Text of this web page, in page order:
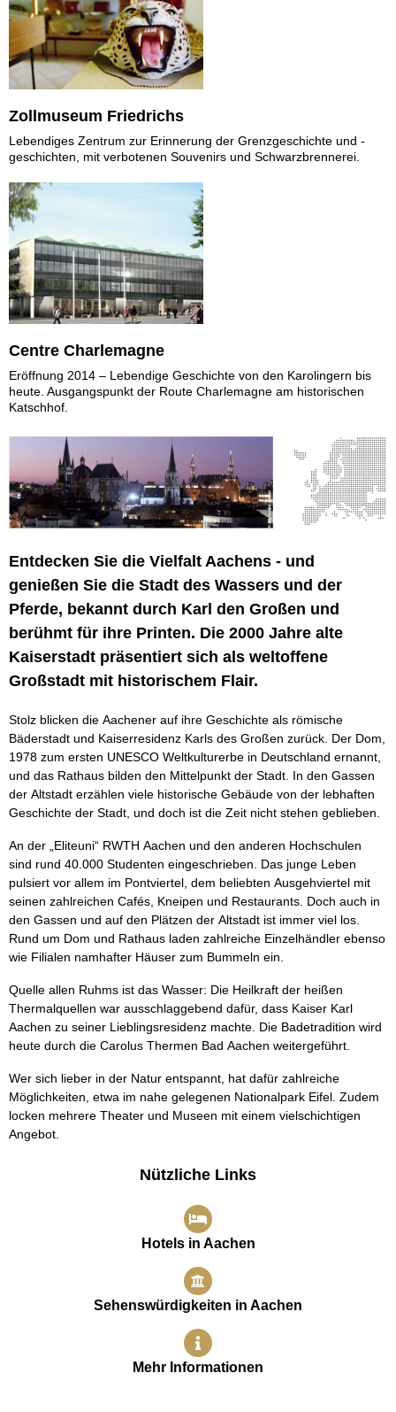
Zollmuseum Friedrichs
Lebendiges Zentrum zur Erinnerung der Grenzgeschichte und -
geschichten, mit verbotenen Souvenirs und Schwarzbrennerei.
Centre Charlemagne
Eröffnung 2014 – Lebendige Geschichte von den Karolingern bis
heute. Ausgangspunkt der Route Charlemagne am historischen
Katschhof.
Entdecken Sie die Vielfalt Aachens - und
genießen Sie die Stadt des Wassers und der
Pferde, bekannt durch Karl den Großen und
berühmt für ihre Printen. Die 2000 Jahre alte
Kaiserstadt präsentiert sich als weltoffene
Großstadt mit historischem Flair.
Stolz blicken die Aachener auf ihre Geschichte als römische
Bäderstadt und Kaiserresidenz Karls des Großen zurück. Der Dom,
1978 zum ersten UNESCO Weltkulturerbe in Deutschland ernannt,
und das Rathaus bilden den Mittelpunkt der Stadt. In den Gassen
der Altstadt erzählen viele historische Gebäude von der lebhaften
Geschichte der Stadt, und doch ist die Zeit nicht stehen geblieben.
An der „Eliteuni“ RWTH Aachen und den anderen Hochschulen
sind rund 40.000 Studenten eingeschrieben. Das junge Leben
pulsiert vor allem im Pontviertel, dem beliebten Ausgehviertel mit
seinen zahlreichen Cafés, Kneipen und Restaurants. Doch auch in
den Gassen und auf den Plätzen der Altstadt ist immer viel los.
Rund um Dom und Rathaus laden zahlreiche Einzelhändler ebenso
wie Filialen namhafter Häuser zum Bummeln ein.
Quelle allen Ruhms ist das Wasser: Die Heilkraft der heißen
Thermalquellen war ausschlaggebend dafür, dass Kaiser Karl
Aachen zu seiner Lieblingsresidenz machte. Die Badetradition wird
heute durch die Carolus Thermen Bad Aachen weitergeführt.
Wer sich lieber in der Natur entspannt, hat dafür zahlreiche
Möglichkeiten, etwa im nahe gelegenen Nationalpark Eifel. Zudem
locken mehrere Theater und Museen mit einem vielschichtigen
Angebot.
Nützliche Links
Hotels in Aachen
Sehenswürdigkeiten in Aachen
Mehr Informationen